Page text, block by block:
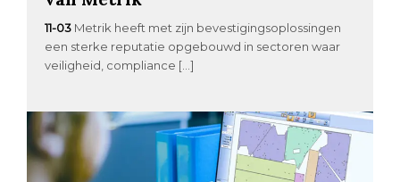
11-03 Metrik heeft met zijn bevestigingsoplossingen
een sterke reputatie opgebouwd in sectoren waar
veiligheid, compliance […]